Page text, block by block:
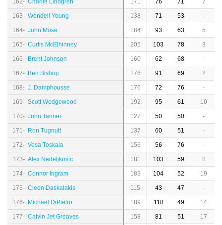
162- Charlie Lindgren 171 76 71 7
163- Wendell Young 138 71 53 -
164- John Muse 184 93 63 5
165- Curtis McElhinney 205 103 78 3
166- Brent Johnson 160 62 68 -
167- Ben Bishop 176 91 69 2
168- J. Damphousse 176 72 76 -
169- Scott Wedgewood 192 95 61 10
170- John Tanner 127 50 50 -
171- Ron Tugnutt 137 60 51 -
172- Vesa Toskala 156 56 76 -
173- Alex Nedeljkovic 181 103 59 8
174- Connor Ingram 183 104 52 19
175- Cleon Daskalakis 115 43 47 -
176- Michael DiPietro 189 118 49 14
177- Calvin Jet Greaves 158 81 51 17